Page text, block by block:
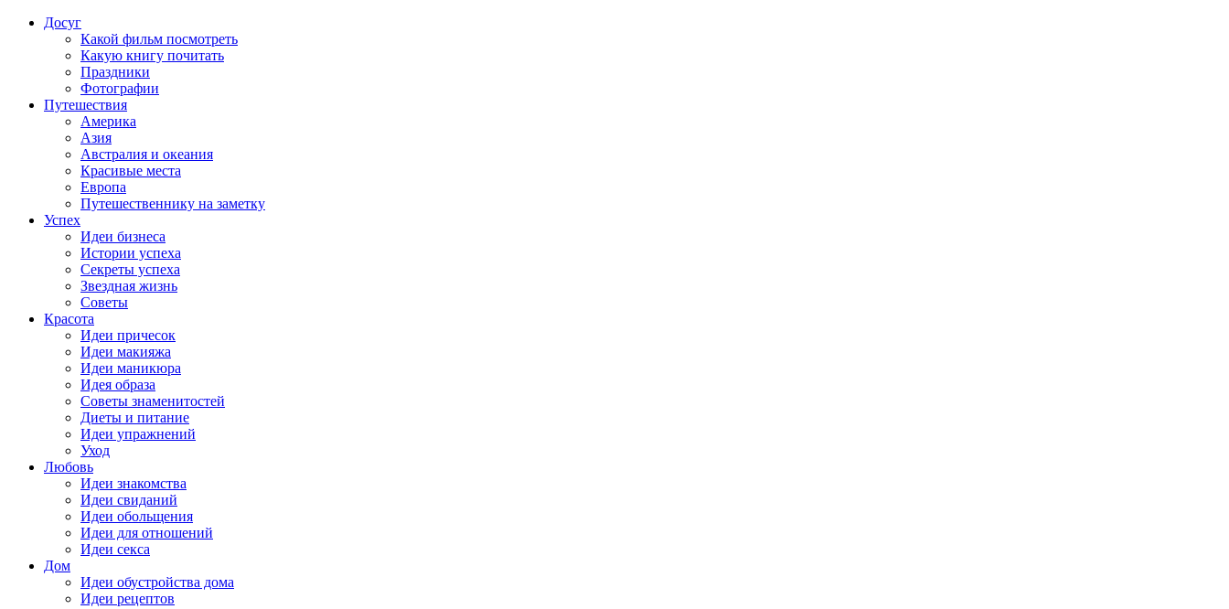
Досуг
Какой фильм посмотреть
Какую книгу почитать
Праздники
Фотографии
Путешествия
Америка
Азия
Австралия и океания
Красивые места
Европа
Путешественнику на заметку
Успех
Идеи бизнеса
Истории успеха
Секреты успеха
Звездная жизнь
Советы
Красота
Идеи причесок
Идеи макияжа
Идеи маникюра
Идея образа
Советы знаменитостей
Диеты и питание
Идеи упражнений
Уход
Любовь
Идеи знакомства
Идеи свиданий
Идеи обольщения
Идеи для отношений
Идеи секса
Дом
Идеи обустройства дома
Идеи рецептов